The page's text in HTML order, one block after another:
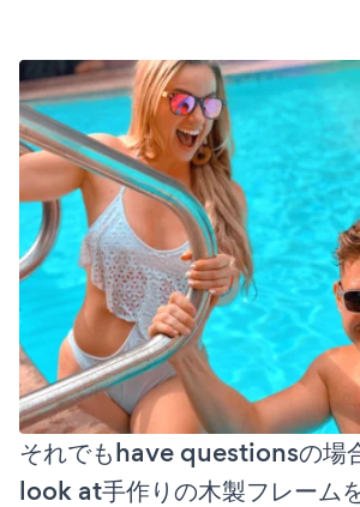
それでもhave questionsの場
look at手作りの木製フレーム